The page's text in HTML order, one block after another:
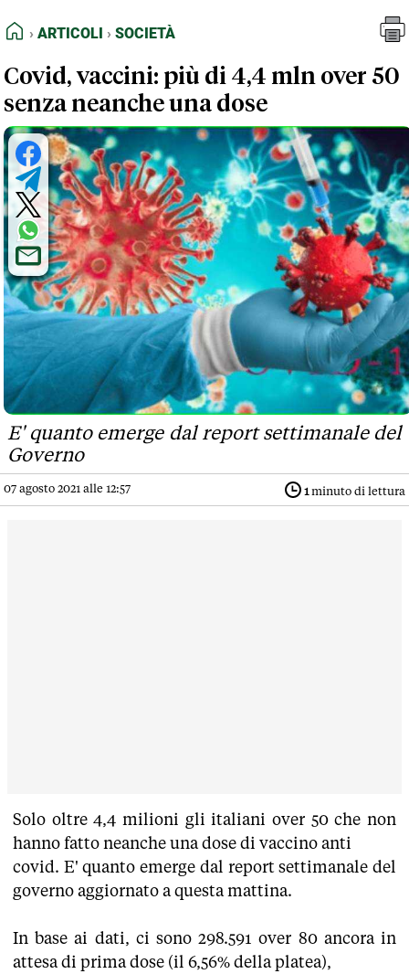
FEED RSS
NORMATIVE DEONTOLOGICHE
TERMINI e CONDIZIONI
HOME
ARTICOLI SOCIETÀ
Covid, vaccini: più di 4,4 mln over 50
senza neanche una dose
E' quanto emerge dal report settimanale del
Governo
07 agosto 2021 alle 12:57 1 minuto di lettura
Solo oltre 4,4 milioni gli italiani over 50 che non
hanno fatto neanche una dose di vaccino anti
covid. E' quanto emerge dal report settimanale del
governo aggiornato a questa mattina.
In base ai dati, ci sono 298.591 over 80 ancora in
attesa di prima dose (il 6,56% della platea),